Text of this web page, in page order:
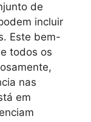
de
incluir
Este bem-
todos os
nas
em